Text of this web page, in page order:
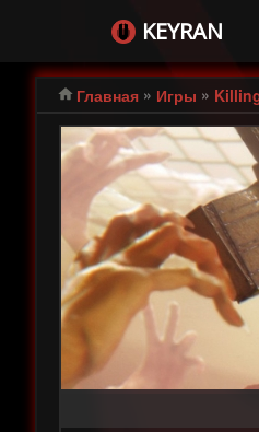
KEYRAN
Главная » Игры »